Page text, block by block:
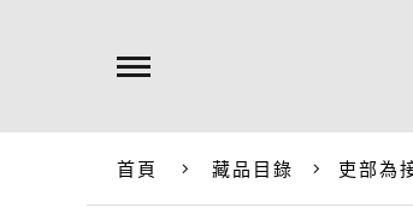
首頁 藏品目錄 吏部為